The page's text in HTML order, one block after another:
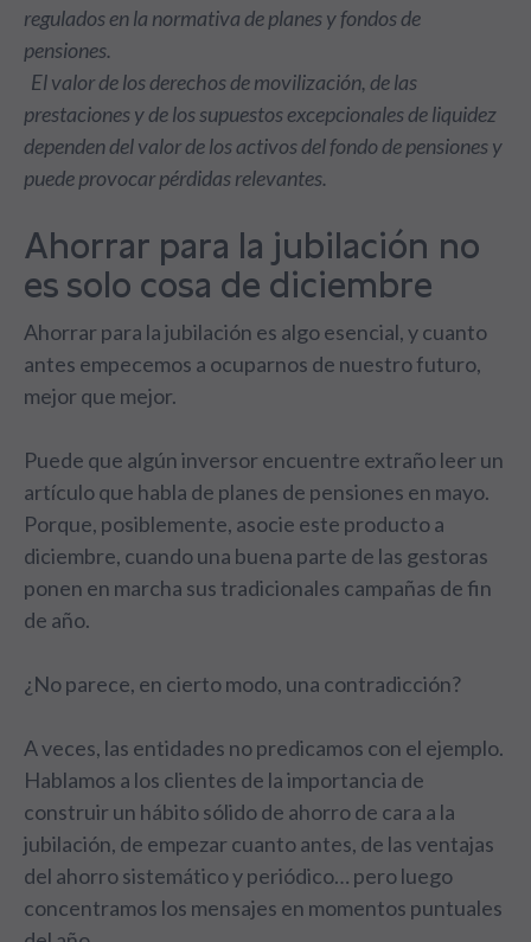
regulados en la normativa de planes y fondos de
pensiones.
El valor de los derechos de movilización, de las
prestaciones y de los supuestos excepcionales de liquidez
dependen del valor de los activos del fondo de pensiones y
puede provocar pérdidas relevantes.
Ahorrar para la jubilación no
es solo cosa de diciembre
Ahorrar para la jubilación es algo esencial, y cuanto
antes empecemos a ocuparnos de nuestro futuro,
mejor que mejor.
Puede que algún inversor encuentre extraño leer un
artículo que habla de planes de pensiones en mayo.
Porque, posiblemente, asocie este producto a
diciembre, cuando una buena parte de las gestoras
ponen en marcha sus tradicionales campañas de fin
de año.
¿No parece, en cierto modo, una contradicción?
A veces, las entidades no predicamos con el ejemplo.
Hablamos a los clientes de la importancia de
construir un hábito sólido de ahorro de cara a la
jubilación, de empezar cuanto antes, de las ventajas
del ahorro sistemático y periódico… pero luego
concentramos los mensajes en momentos puntuales